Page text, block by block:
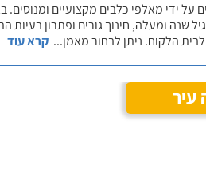
על ידי מאלפי כלבים מקצועיים
שנה ומעלה, חינוך גורים ופתרון בעיות
הלקוח. ניתן לבחור מאמן... קרא עוד
עיר